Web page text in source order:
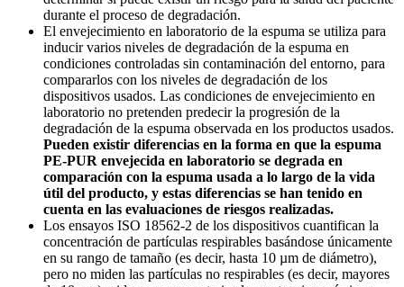
durante el proceso de degradación.
El envejecimiento en laboratorio de la espuma se utiliza para
inducir varios niveles de degradación de la espuma en
condiciones controladas sin contaminación del entorno, para
compararlos con los niveles de degradación de los
dispositivos usados. Las condiciones de envejecimiento en
laboratorio no pretenden predecir la progresión de la
degradación de la espuma observada en los productos usados.
Pueden existir diferencias en la forma en que la espuma
PE-PUR envejecida en laboratorio se degrada en
comparación con la espuma usada a lo largo de la vida
útil del producto, y estas diferencias se han tenido en
cuenta en las evaluaciones de riesgos realizadas.
Los ensayos ISO 18562-2 de los dispositivos cuantifican la
concentración de partículas respirables basándose únicamente
en su rango de tamaño (es decir, hasta 10 µm de diámetro),
pero no miden las partículas no respirables (es decir, mayores